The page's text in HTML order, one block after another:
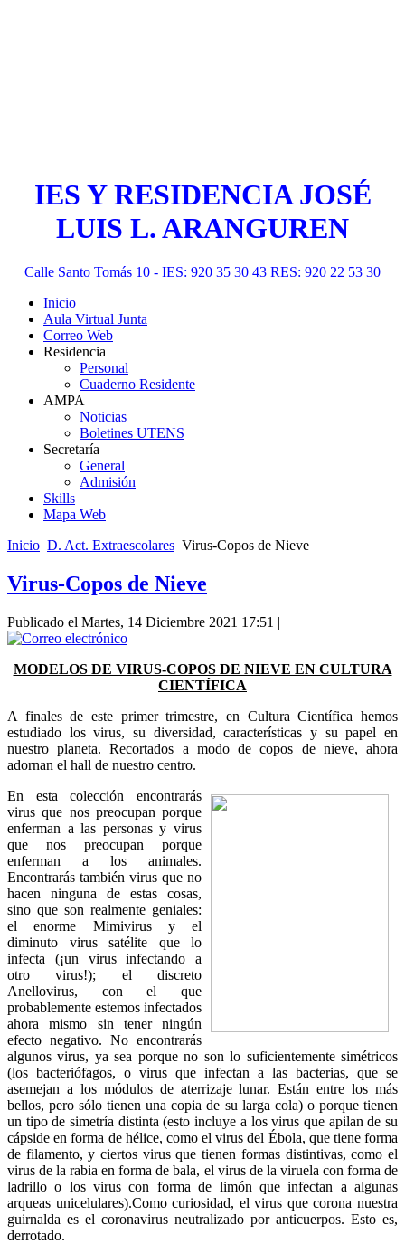
IES Y RESIDENCIA JOSÉ
LUIS L. ARANGUREN
Calle Santo Tomás 10 - IES: 920 35 30 43 RES: 920 22 53 30
Inicio
Aula Virtual Junta
Correo Web
Residencia
Personal
Cuaderno Residente
AMPA
Noticias
Boletines UTENS
Secretaría
General
Admisión
Skills
Mapa Web
Inicio D. Act. Extraescolares Virus-Copos de Nieve
Virus-Copos de Nieve
Publicado el Martes, 14 Diciembre 2021 17:51 |
MODELOS DE VIRUS-COPOS DE NIEVE EN CULTURA
CIENTÍFICA
A finales de este primer trimestre, en Cultura Científica hemos
estudiado los virus, su diversidad, características y su papel en
nuestro planeta. Recortados a modo de copos de nieve, ahora
adornan el hall de nuestro centro.
En esta colección encontrarás
virus que nos preocupan porque
enferman a las personas y virus
que nos preocupan porque
enferman a los animales.
Encontrarás también virus que no
hacen ninguna de estas cosas,
sino que son realmente geniales:
el enorme Mimivirus y el
diminuto virus satélite que lo
infecta (¡un virus infectando a
otro virus!); el discreto
Anellovirus, con el que
probablemente estemos infectados
ahora mismo sin tener ningún
efecto negativo. No encontrarás
algunos virus, ya sea porque no son lo suficientemente simétricos
(los bacteriófagos, o virus que infectan a las bacterias, que se
asemejan a los módulos de aterrizaje lunar. Están entre los más
bellos, pero sólo tienen una copia de su larga cola) o porque tienen
un tipo de simetría distinta (esto incluye a los virus que apilan de su
cápside en forma de hélice, como el virus del Ébola, que tiene forma
de filamento, y ciertos virus que tienen formas distintivas, como el
virus de la rabia en forma de bala, el virus de la viruela con forma de
ladrillo o los virus con forma de limón que infectan a algunas
arqueas unicelulares).Como curiosidad, el virus que corona nuestra
guirnalda es el coronavirus neutralizado por anticuerpos. Esto es,
derrotado.